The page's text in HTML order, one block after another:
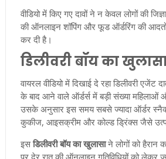
वीडियो में किए गए दावों ने न केवल लोगों की
की ऑनलाइन शॉपिंग और फूड ऑर्डरिंग की
कर दी है।
डिलीवरी बॉय का
वायरल वीडियो में दिखाई दे रहा डिलीवरी एजेंट
के बाद आने वाले ऑर्डर्स में बड़ी संख्या महिलाओं
उसके अनुसार इस समय सबसे ज्यादा ऑर्डर
कुकीज, आइसक्रीम और कोल्ड ड्रिंक्स जैसे
इस डिलीवरी बॉय का खुलासाने लोगों को हैरान
पर देर रात की ऑनलाइन गतिविधियों को लेकर